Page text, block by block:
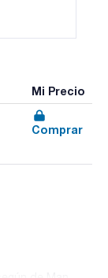
Mi Precio
Comprar